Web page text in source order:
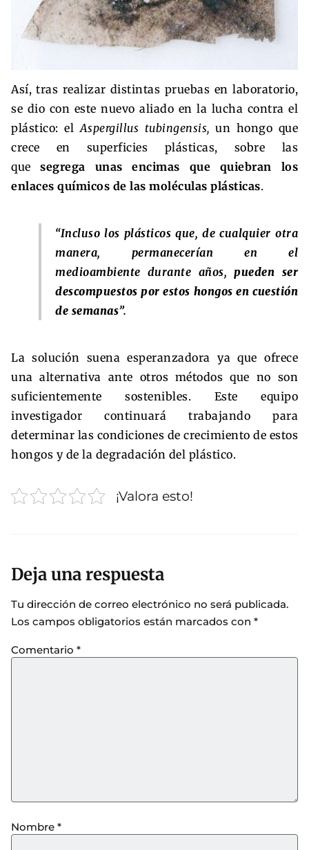
Así, tras realizar distintas pruebas en laboratorio,
se dio con este nuevo aliado en la lucha contra el
plástico: el Aspergillus tubingensis, un hongo que
crece en superficies plásticas, sobre las
quesegrega unas encimas que quiebran los
enlaces químicos de las moléculas plásticas.
“Incluso los plásticos que, de cualquier otra
manera, permanecerían en el
medioambiente durante años,pueden ser
descompuestos por estos hongos en cuestión
de semanas”.
La solución suena esperanzadora ya que ofrece
una alternativa ante otros métodos que no son
suficientemente sostenibles. Este equipo
investigador continuará trabajando para
determinar las condiciones de crecimiento de estos
hongos y de la degradación del plástico.
¡Valora esto!
Deja una respuesta
Tu dirección de correo electrónico no será publicada.
Los campos obligatorios están marcados con *
Comentario *
Nombre *